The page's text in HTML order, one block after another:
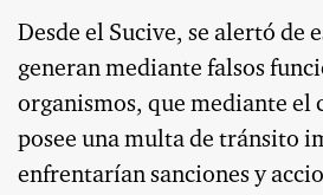
Desde el Sucive, se alertó de
generan mediante falsos
organismos, que mediante el
posee una multa de tránsito
enfrentarían sanciones y